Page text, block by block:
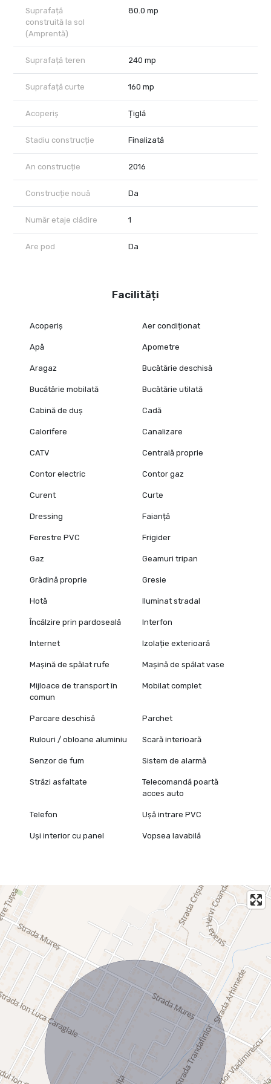
Suprafață
construită la sol
(Amprentă)
80.0 mp
Suprafață teren 240 mp
Suprafață curte 160 mp
Acoperiș Țiglă
Stadiu construcție Finalizată
An construcție 2016
Construcție nouă Da
Număr etaje clădire 1
Are pod Da
Facilități
Acoperiș Aer condiționat
Apă Apometre
Aragaz Bucătărie deschisă
Bucătărie mobilată Bucătărie utilată
Cabină de duș Cadă
Calorifere Canalizare
CATV Centrală proprie
Contor electric Contor gaz
Curent Curte
Dressing Faianță
Ferestre PVC Frigider
Gaz Geamuri tripan
Grădină proprie Gresie
Hotă Iluminat stradal
Încălzire prin pardoseală Interfon
Internet Izolație exterioară
Mașină de spălat rufe Mașină de spălat vase
Mijloace de transport în
comun
Mobilat complet
Parcare deschisă Parchet
Rulouri / obloane aluminiu Scară interioară
Senzor de fum Sistem de alarmă
Străzi asfaltate
Telecomandă poartă
acces auto
Telefon Ușă intrare PVC
Uși interior cu panel Vopsea lavabilă